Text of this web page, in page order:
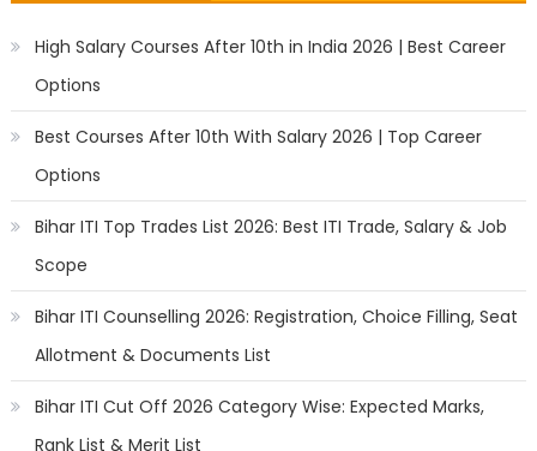
High Salary Courses After 10th in India 2026 | Best Career
Options
Best Courses After 10th With Salary 2026 | Top Career
Options
Bihar ITI Top Trades List 2026: Best ITI Trade, Salary & Job
Scope
Bihar ITI Counselling 2026: Registration, Choice Filling, Seat
Allotment & Documents List
Bihar ITI Cut Off 2026 Category Wise: Expected Marks,
Rank List & Merit List